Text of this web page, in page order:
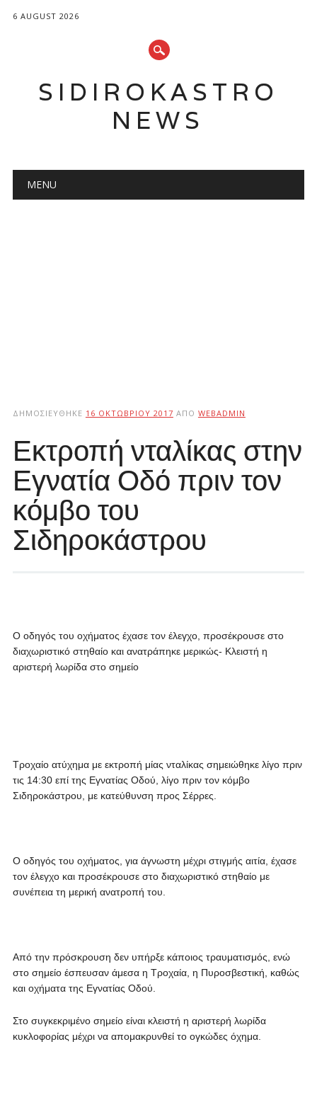
6 AUGUST 2026
SIDIROKASTRO
NEWS
Main menu
MENU
ΔΗΜΟΣΙΕΎΘΗΚΕ 16 ΟΚΤΩΒΡΊΟΥ 2017 ΑΠΌ WEBADMIN
Εκτροπή νταλίκας στην
Εγνατία Οδό πριν τον
κόμβο του
Σιδηροκάστρου
Ο οδηγός του οχήματος έχασε τον έλεγχο, προσέκρουσε στο
διαχωριστικό στηθαίο και ανατράπηκε μερικώς- Κλειστή η
αριστερή λωρίδα στο σημείο
Τροχαίο ατύχημα με εκτροπή μίας νταλίκας σημειώθηκε λίγο πριν
τις 14:30 επί της Εγνατίας Οδού, λίγο πριν τον κόμβο
Σιδηροκάστρου, με κατεύθυνση προς Σέρρες.
Ο οδηγός του οχήματος, για άγνωστη μέχρι στιγμής αιτία, έχασε
τον έλεγχο και προσέκρουσε στο διαχωριστικό στηθαίο με
συνέπεια τη μερική ανατροπή του.
Από την πρόσκρουση δεν υπήρξε κάποιος τραυματισμός, ενώ
στο σημείο έσπευσαν άμεσα η Τροχαία, η Πυροσβεστική, καθώς
και οχήματα της Εγνατίας Οδού.
Στο συγκεκριμένο σημείο είναι κλειστή η αριστερή λωρίδα
κυκλοφορίας μέχρι να απομακρυνθεί το ογκώδες όχημα.